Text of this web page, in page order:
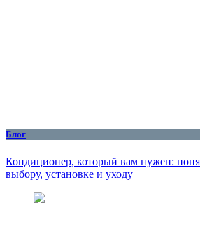
Блог
Кондиционер, который вам нужен:
выбору, установке и уходу